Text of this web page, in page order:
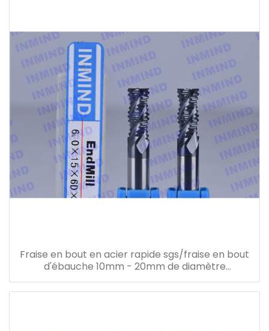
Fraise en bout en acier rapide sgs/fraise en bout
d'ébauche 10mm - 20mm de diamètre
revêtement altin